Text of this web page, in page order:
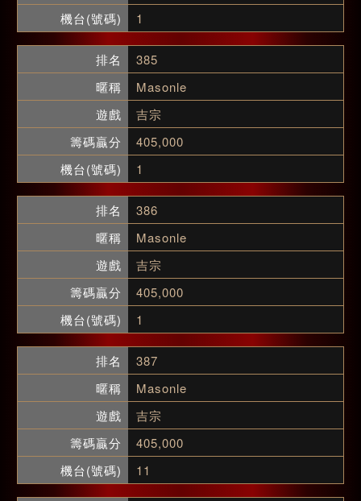
1
385
Masonle
吉宗
405,000
1
386
Masonle
吉宗
405,000
1
387
Masonle
吉宗
405,000
11